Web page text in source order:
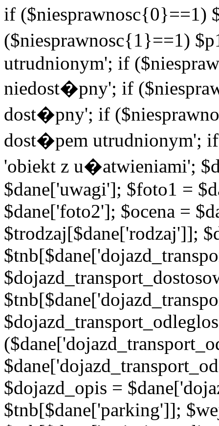
if ($niesprawnosc{0}==1)
($niesprawnosc{1}==1)
utrudnionym'; if
niedost�pny'; if
dost�pny'; if
dost�pem utrudnionym';
'obiekt z u�atwieniami';
$dane['uwagi']; $foto1 =
$dane['foto2']; $ocena =
$trodzaj[$dane['rodzaj']];
$dojazd_opis =
$tnb[$dane['parking']];